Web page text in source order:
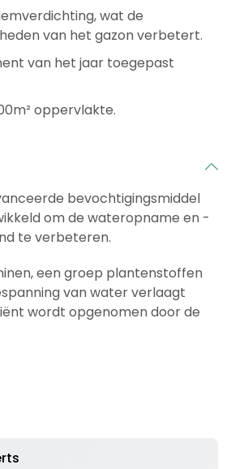
wat de
van het gazon verbetert.
van het jaar toegepast
oppervlakte.
bevochtigingsmiddel
om de wateropname en -
te verbeteren.
een groep plantenstoffen
van water verlaagt
wordt opgenomen door de